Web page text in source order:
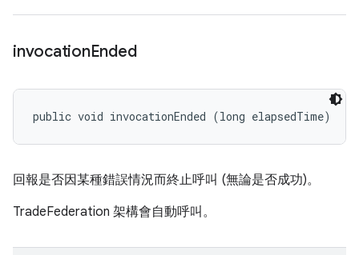
invocationEnded
public void invocationEnded (long elapsedTime)
回報是否因某種錯誤情況而終止呼叫 (無論是否成功)。
TradeFederation 架構會自動呼叫。